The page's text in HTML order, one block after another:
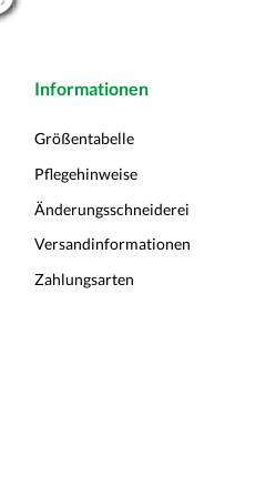
Informationen
Größentabelle
Pflegehinweise
Änderungsschneiderei
Versandinformationen
Zahlungsarten